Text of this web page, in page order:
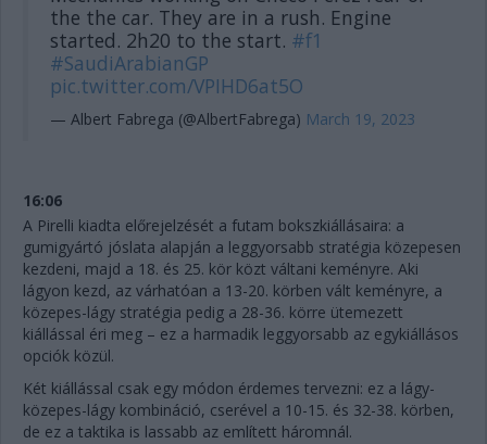
the the car. They are in a rush. Engine
started. 2h20 to the start. #f1
#SaudiArabianGP
pic.twitter.com/VPIHD6at5O
— Albert Fabrega (@AlbertFabrega) March 19, 2023
16:06
A Pirelli kiadta előrejelzését a futam bokszkiállásaira: a
gumigyártó jóslata alapján a leggyorsabb stratégia közepesen
kezdeni, majd a 18. és 25. kör közt váltani keményre. Aki
lágyon kezd, az várhatóan a 13-20. körben vált keményre, a
közepes-lágy stratégia pedig a 28-36. körre ütemezett
kiállással éri meg – ez a harmadik leggyorsabb az egykiállásos
opciók közül.
Két kiállással csak egy módon érdemes tervezni: ez a lágy-
közepes-lágy kombináció, cserével a 10-15. és 32-38. körben,
de ez a taktika is lassabb az említett háromnál.